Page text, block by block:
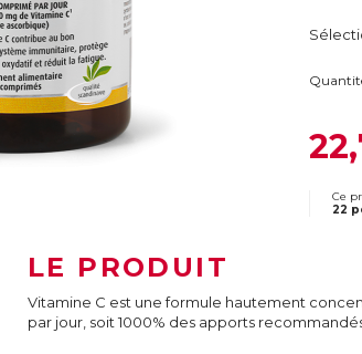
Ce
22
LE PRODUIT
Vitamine C est une formule hautement
par jour, soit 1000% des apports